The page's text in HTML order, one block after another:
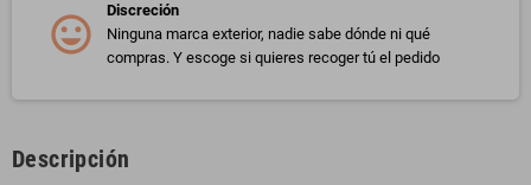
Discreción
Ninguna marca exterior, nadie sabe dónde ni qué
compras. Y escoge si quieres recoger tú el pedido
Descripción